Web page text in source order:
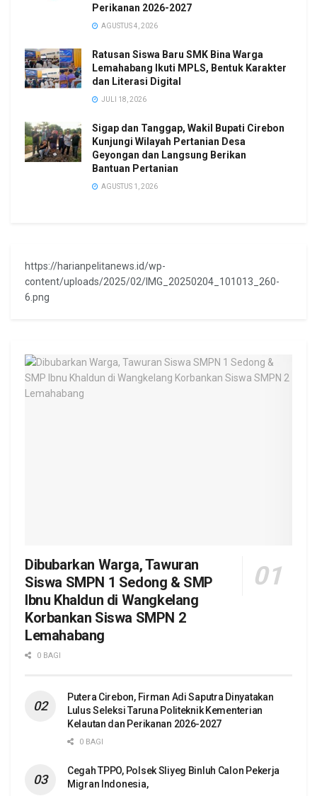
Perikanan 2026-2027
AGUSTUS 4, 2026
Ratusan Siswa Baru SMK Bina Warga
Lemahabang Ikuti MPLS, Bentuk Karakter
dan Literasi Digital
JULI 18, 2026
Sigap dan Tanggap, Wakil Bupati Cirebon
Kunjungi Wilayah Pertanian Desa
Geyongan dan Langsung Berikan
Bantuan Pertanian
AGUSTUS 1, 2026
https://harianpelitanews.id/wp-
content/uploads/2025/02/IMG_20250204_101013_260-
6.png
Dibubarkan Warga, Tawuran
Siswa SMPN 1 Sedong & SMP
Ibnu Khaldun di Wangkelang
Korbankan Siswa SMPN 2
Lemahabang
0 BAGI
Putera Cirebon, Firman Adi Saputra Dinyatakan
Lulus Seleksi Taruna Politeknik Kementerian
Kelautan dan Perikanan 2026-2027
0 BAGI
Cegah TPPO, Polsek Sliyeg Binluh Calon Pekerja
Migran Indonesia,